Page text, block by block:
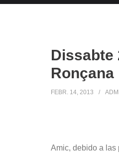
Dissabte
Ronçana
FEBR. 14, 2013
Amic, debido a las